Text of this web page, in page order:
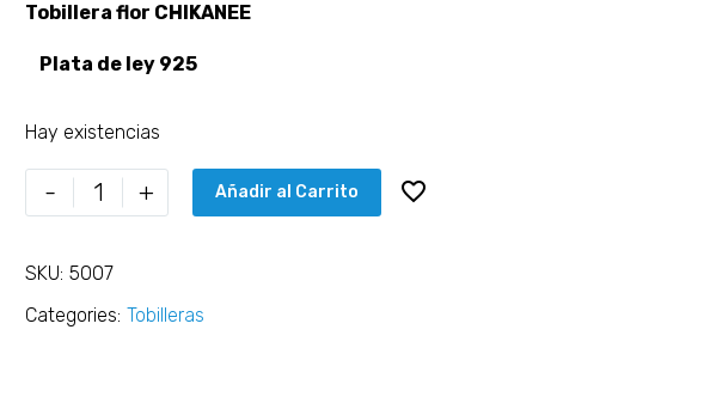
Tobillera flor CHIKANEE
Plata de ley 925
Hay existencias
- + Añadir al Carrito
SKU: 5007
Categories: Tobilleras